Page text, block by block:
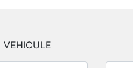
VEHICULE